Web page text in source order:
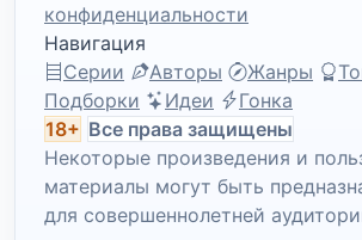
конфиденциальности
Навигация
Серии
Авторы Жанры
Подборки
Идеи
Гонка
18+ Все права защищены
Некоторые произведения и
материалы могут быть
для совершеннолетней